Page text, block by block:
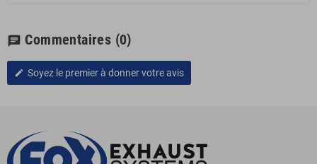
chat Commentaires (0)
edit Soyez le premier à donner votre avis